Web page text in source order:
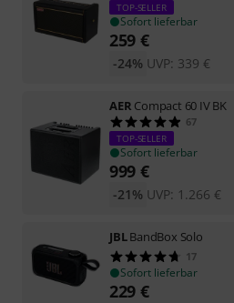
TOP-SELLER
Sofort lieferbar
259 €
UVP: 339 €
-24%
AER Compact 60 IV BK
67
TOP-SELLER
Sofort lieferbar
999 €
UVP: 1.266 €
-21%
JBLBandBox Solo
17
Sofort lieferbar
229 €